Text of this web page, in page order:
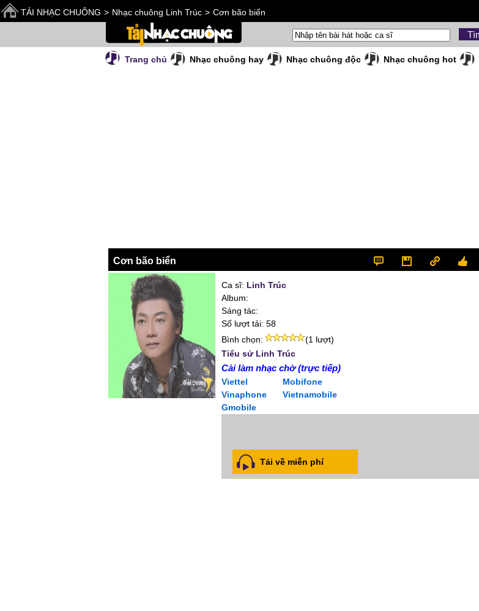
TẢI NHẠC CHUÔNG > Nhạc chuông Linh Trúc > Cơn bão biển
Trang chủ Nhạc chuông hay Nhạc chuông độc Nhạc chuông hot
Cơn bão biển
Ca sĩ: Linh Trúc
Album:
Sáng tác:
Số lượt tải: 58
Bình chọn:
(1 lượt)
Tiểu sử Linh Trúc
Cài làm nhạc chờ (trực tiếp)
Viettel
Mobifone
Vinaphone
Vietnamobile
Gmobile
Tải về miễn phí